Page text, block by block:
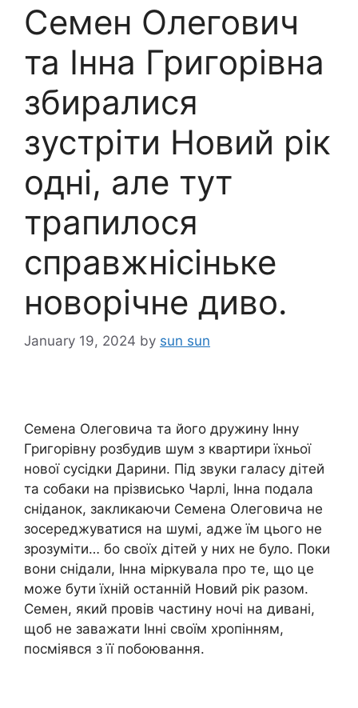
Семен Олегович
та Інна Григорівна
збиралися
зустріти Новий рік
одні, але тут
трапилося
справжнісіньке
новорічне диво.
January 19, 2024 by sun sun
Семена Олеговича та його дружину Інну
Григорівну розбудив шум з квартири їхньої
нової сусідки Дарини. Під звуки галасу дітей
та собаки на прізвисько Чарлі, Інна подала
сніданок, закликаючи Семена Олеговича не
зосереджуватися на шумі, адже їм цього не
зрозуміти… бо своїх дітей у них не було. Поки
вони снідали, Інна міркувала про те, що це
може бути їхній останній Новий рік разом.
Семен, який провів частину ночі на дивані,
щоб не заважати Інні своїм хропінням,
посміявся з її побоювання.